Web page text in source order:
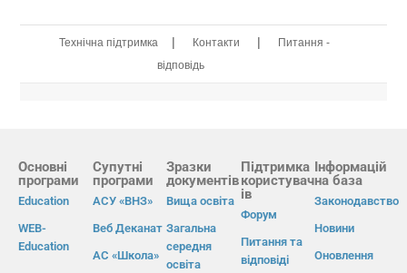
Технічна підтримка | Контакти |
Питання -
відповідь
Основні
програми
Education
WEB-
Education
Супутні
програми
АСУ «ВНЗ»
Веб Деканат
АС «Школа»
Зразки
документів
Вища освіта
Загальна
середня
освіта
Підтримка
користувач
ів
Форум
Питання та
відповіді
Інформацій
на база
Законодавство
Новини
Оновлення